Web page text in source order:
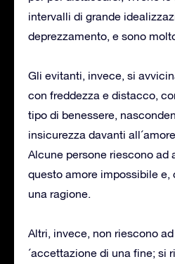
intervalli di grande
deprezzamento, e sono
Gli evitanti, invece, si
con freddezza e distacco,
tipo di benessere,
insicurezza davanti
Alcune persone riescono ad
questo amore impossibile e,
una ragione.
Altri, invece, non riescono
´accettazione di una fine; si